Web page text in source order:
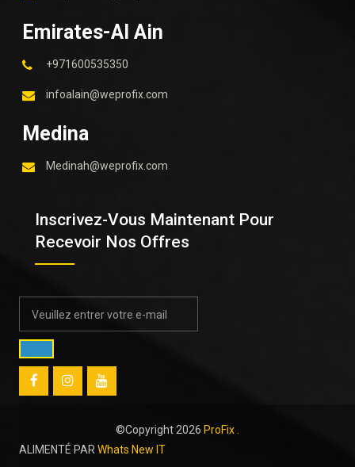
Emirates-Al Ain
+971600535350
infoalain@weprofix.com
Medina
Medinah@weprofix.com
Inscrivez-Vous Maintenant Pour
Recevoir Nos Offres
©Copyright 2026 ProFix .
ALIMENTÉ PAR Whats New IT